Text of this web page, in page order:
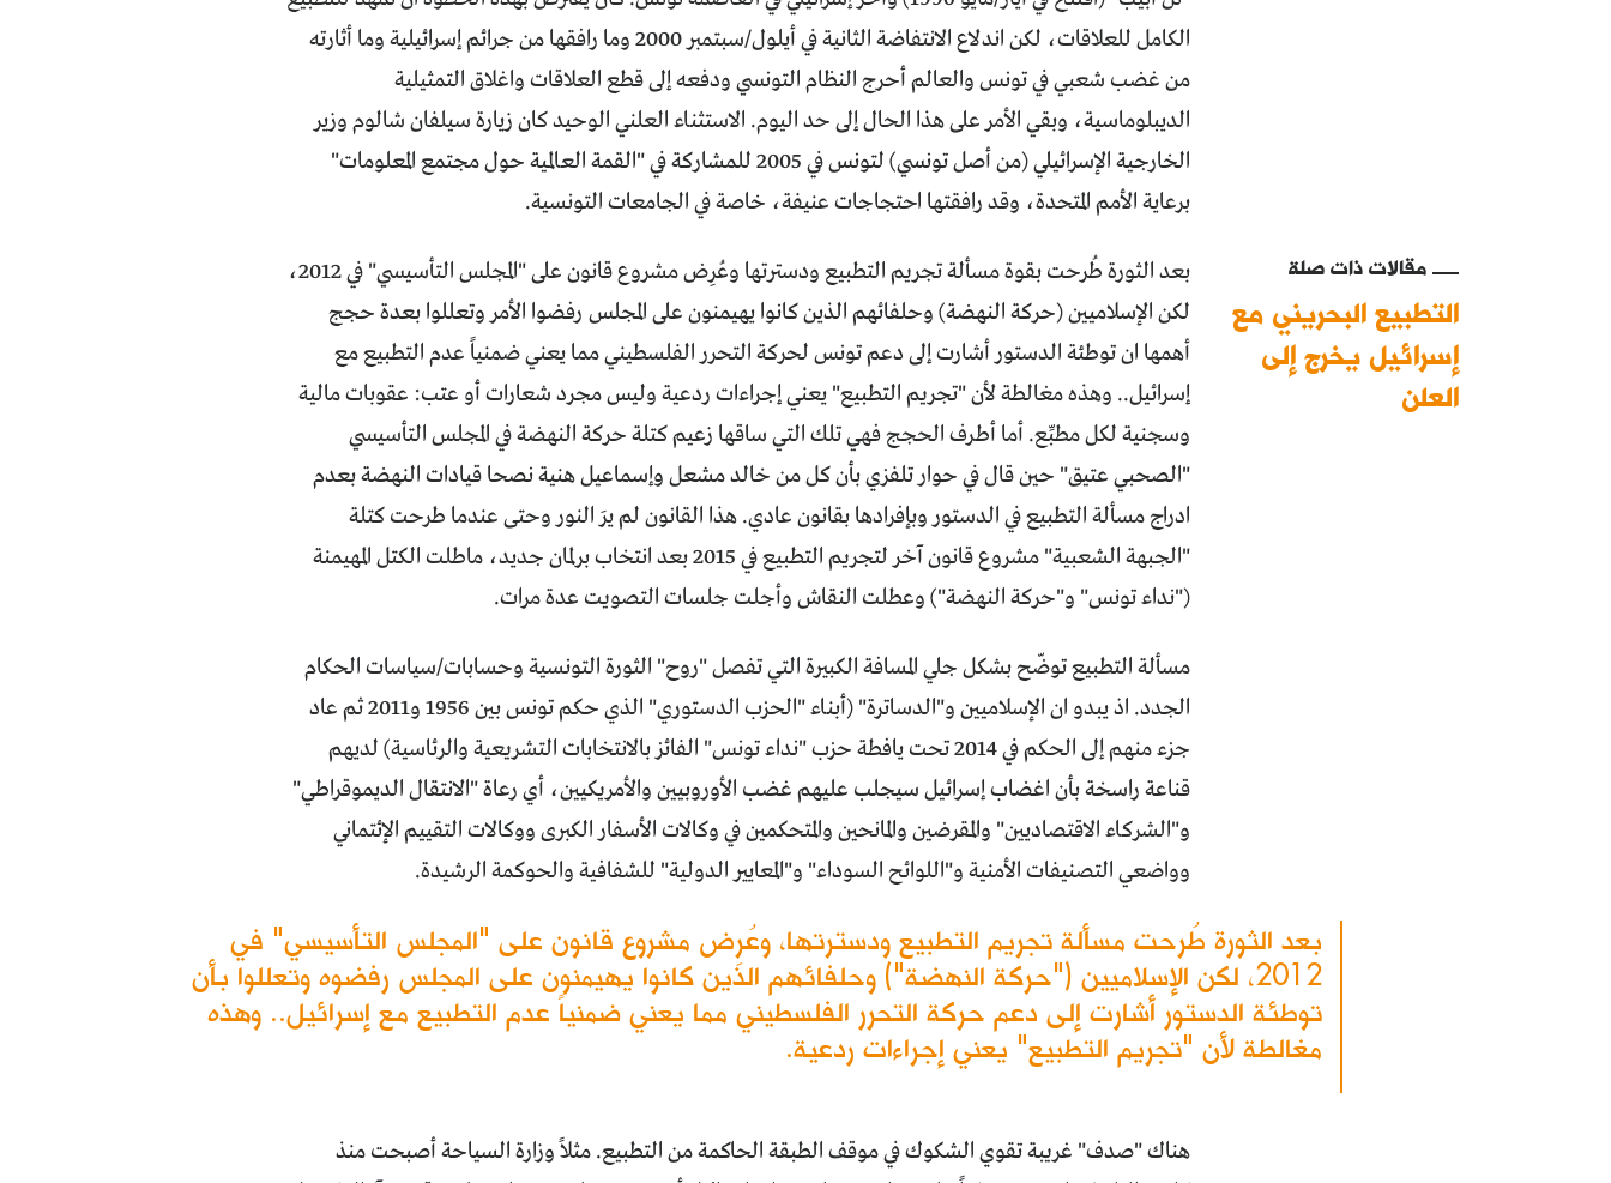
الكامل للعلاقات، لكن اندلاع الانتفاضة الثانية في أيلول/سبتمبر 2000 وما رافقها من جرائم إسرائيلية وما أثارته
من غضب شعبي في تونس والعالم أحرج النظام التونسي ودفعه إلى قطع العلاقات واغلاق التمثيلية
الديبلوماسية، وبقي الأمر على هذا الحال إلى حد اليوم. الاستثناء العلني الوحيد كان زيارة سيلفان شالوم وزير
الخارجية الإسرائيلي (من أصل تونسي) لتونس في 2005 للمشاركة في "القمة العالمية حول مجتمع المعلومات"
برعاية الأمم المتحدة، وقد رافقتها احتجاجات عنيفة، خاصة في الجامعات التونسية.
مقالات ذات صلة
التطبيع البحريني مع
إسرائيل يخرج إلى
العلن
بعد الثورة طُرحت بقوة مسألة تجريم التطبيع ودسترتها وعُرِض مشروع قانون على "المجلس التأسيسي" في 2012،
لكن الإسلاميين (حركة النهضة) وحلفائهم الذين كانوا يهيمنون على المجلس رفضوا الأمر وتعللوا بعدة حجج
أهمها ان توطئة الدستور أشارت إلى دعم تونس لحركة التحرر الفلسطيني مما يعني ضمنياً عدم التطبيع مع
إسرائيل.. وهذه مغالطة لأن "تجريم التطبيع" يعني إجراءات ردعية وليس مجرد شعارات أو عتب: عقوبات مالية
وسجنية لكل مطبِّع. أما أطرف الحجج فهي تلك التي ساقها زعيم كتلة حركة النهضة في المجلس التأسيسي
"الصحبي عتيق" حين قال في حوار تلفزي بأن كل من خالد مشعل وإسماعيل هنية نصحا قيادات النهضة بعدم
ادراج مسألة التطبيع في الدستور وبإفرادها بقانون عادي. هذا القانون لم يرَ النور وحتى عندما طرحت كتلة
"الجبهة الشعبية" مشروع قانون آخر لتجريم التطبيع في 2015 بعد انتخاب برلمان جديد، ماطلت الكتل المهيمنة
("نداء تونس" و"حركة النهضة") وعطلت النقاش وأجلت جلسات التصويت عدة مرات.
مسألة التطبيع توضّح بشكل جلي المسافة الكبيرة التي تفصل "روح" الثورة التونسية وحسابات/سياسات الحكام
الجدد. اذ يبدو ان الإسلاميين و"الدساترة" (أبناء "الحزب الدستوري" الذي حكم تونس بين 1956 و2011 ثم عاد
جزء منهم إلى الحكم في 2014 تحت يافطة حزب "نداء تونس" الفائز بالانتخابات التشريعية والرئاسية) لديهم
قناعة راسخة بأن اغضاب إسرائيل سيجلب عليهم غضب الأوروبيين والأمريكيين، أي رعاة "الانتقال الديموقراطي"
و"الشركاء الاقتصاديين" والمقرضين والمانحين والمتحكمين في وكالات الأسفار الكبرى ووكالات التقييم الإئتماني
وواضعي التصنيفات الأمنية و"اللوائح السوداء" و"المعايير الدولية" للشفافية والحوكمة الرشيدة.
بعد الثورة طُرحت مسألة تجريم التطبيع ودسترتها، وعُرِض مشروع قانون على "المجلس التأسيسي" في
2012، لكن الإسلاميين ("حركة النهضة") وحلفائهم الذين كانوا يهيمنون على المجلس رفضوه وتعللوا بأن
توطئة الدستور أشارت إلى دعم حركة التحرر الفلسطيني مما يعني ضمنياً عدم التطبيع مع إسرائيل.. وهذه
مغالطة لأن "تجريم التطبيع" يعني إجراءات ردعية.
هناك "صدف" غريبة تقوي الشكوك في موقف الطبقة الحاكمة من التطبيع. مثلاً وزارة السياحة أصبحت منذ